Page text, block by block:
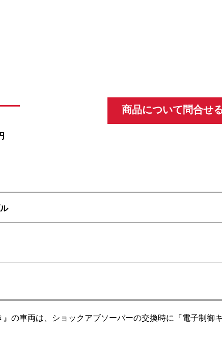
商品について問合せ
の車両は、ショックアブソーバーの交換時に『電子制御